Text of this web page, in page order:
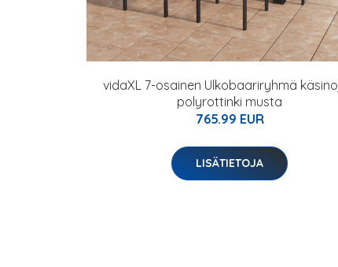
vidaXL 7-osainen Ulkobaariryhmä
polyrottinki musta
765.99 EUR
LISÄTIETOJA